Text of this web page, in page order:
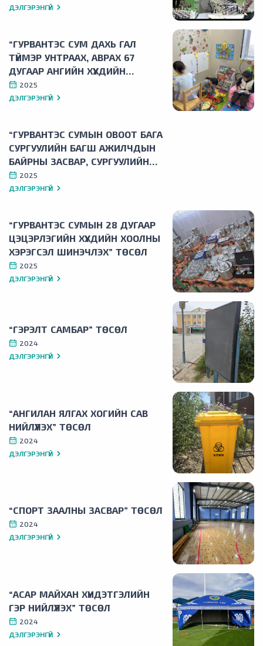
ДЭЛГЭРЭНГҮЙ
“ГУРВАНТЭС СУМ ДАХЬ ГАЛ
ТҮЙМЭР УНТРААХ, АВРАХ 67
ДУГААР АНГИЙН ХҮҮХДИЙН
ӨРӨӨНИЙ ТОХИЖИЛТ” ТӨСӨЛ
2025
ДЭЛГЭРЭНГҮЙ
“ГУРВАНТЭС СУМЫН ОВООТ БАГА
СУРГУУЛИЙН БАГШ АЖИЛЧДЫН
БАЙРНЫ ЗАСВАР, СУРГУУЛИЙН
ГАДНА ТОХИЖИЛТ” ТӨСӨЛ
2025
ДЭЛГЭРЭНГҮЙ
“ГУРВАНТЭС СУМЫН 28 ДУГААР
ЦЭЦЭРЛЭГИЙН ХҮҮХДИЙН ХООЛНЫ
ХЭРЭГСЭЛ ШИНЭЧЛЭХ” ТӨСӨЛ
2025
ДЭЛГЭРЭНГҮЙ
“ГЭРЭЛТ САМБАР” ТӨСӨЛ
2024
ДЭЛГЭРЭНГҮЙ
“АНГИЛАН ЯЛГАХ ХОГИЙН САВ
НИЙЛҮҮЛЭХ” ТӨСӨЛ
2024
ДЭЛГЭРЭНГҮЙ
“СПОРТ ЗААЛНЫ ЗАСВАР” ТӨСӨЛ
2024
ДЭЛГЭРЭНГҮЙ
“АСАР МАЙХАН ХҮНДЭТГЭЛИЙН
ГЭР НИЙЛҮҮЛЭХ” ТӨСӨЛ
2024
ДЭЛГЭРЭНГҮЙ